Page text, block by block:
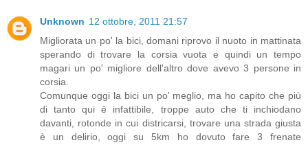
Unknown 12 ottobre, 2011 21:57
Migliorata un po' la bici, domani riprovo il nuoto in mattinata
sperando di trovare la corsia vuota e quindi un tempo
magari un po' migliore dell'altro dove avevo 3 persone in
corsia.
Comunque oggi la bici un po' meglio, ma ho capito che più
di tanto qui è infattibile, troppe auto che ti inchiodano
davanti, rotonde in cui districarsi, trovare una strada giusta
è un delirio, oggi su 5km ho dovuto fare 3 frenate